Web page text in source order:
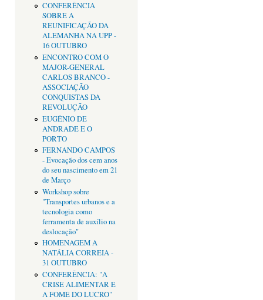
CONFERÊNCIA
SOBRE A
REUNIFICAÇÃO DA
ALEMANHA NA UPP -
16 OUTUBRO
ENCONTRO COM O
MAJOR-GENERAL
CARLOS BRANCO -
ASSOCIAÇÃO
CONQUISTAS DA
REVOLUÇÃO
EUGÉNIO DE
ANDRADE E O
PORTO
FERNANDO CAMPOS
- Evocação dos cem anos
do seu nascimento em 21
de Março
Workshop sobre
"Transportes urbanos e a
tecnologia como
ferramenta de auxílio na
deslocação"
HOMENAGEM A
NATÁLIA CORREIA -
31 OUTUBRO
CONFERÊNCIA: "A
CRISE ALIMENTAR E
A FOME DO LUCRO"